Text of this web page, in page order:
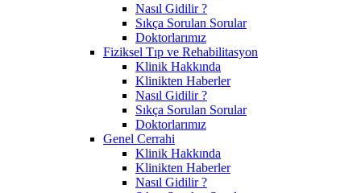
Nasıl Gidilir ?
Sıkça Sorulan Sorular
Doktorlarımız
Fiziksel Tıp ve Rehabilitasyon
Klinik Hakkında
Klinikten Haberler
Nasıl Gidilir ?
Sıkça Sorulan Sorular
Doktorlarımız
Genel Cerrahi
Klinik Hakkında
Klinikten Haberler
Nasıl Gidilir ?